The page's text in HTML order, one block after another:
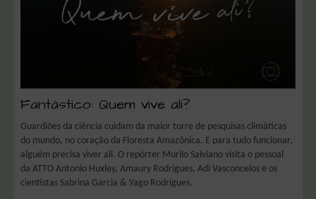
Fantástico: Quem vive ali?
Guardiões da ciência cuidam da maior torre de pesquisas climáticas
do mundo, no coração da Floresta Amazônica. E para tudo funcionar,
alguém precisa viver ali. O repórter Murilo Salviano visita o pessoal
da ATTO Antonio Huxley, Amaury Rodrigues, Adi Vasconcelos e os
cientistas Sabrina Garcia & Yago Rodrigues.